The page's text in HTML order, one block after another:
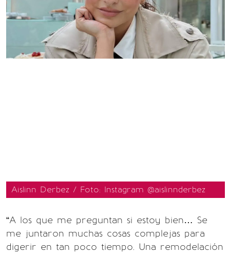
Aislinn Derbez / Foto: Instagram @aislinnderbez
“A los que me preguntan si estoy bien… Se
me juntaron muchas cosas complejas para
digerir en tan poco tiempo. Una remodelación